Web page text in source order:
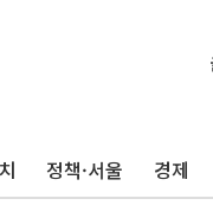
정책·서울 경제